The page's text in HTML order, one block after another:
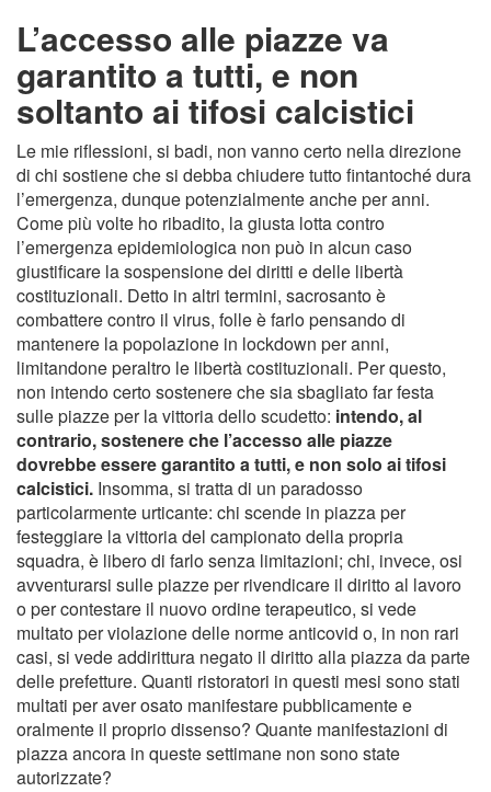
L’accesso alle piazze va
garantito a tutti, e non
soltanto ai tifosi calcistici
Le mie riflessioni, si badi, non vanno certo nella direzione
di chi sostiene che si debba chiudere tutto fintantoché dura
l’emergenza, dunque potenzialmente anche per anni.
Come più volte ho ribadito, la giusta lotta contro
l’emergenza epidemiologica non può in alcun caso
giustificare la sospensione dei diritti e delle libertà
costituzionali. Detto in altri termini, sacrosanto è
combattere contro il virus, folle è farlo pensando di
mantenere la popolazione in lockdown per anni,
limitandone peraltro le libertà costituzionali. Per questo,
non intendo certo sostenere che sia sbagliato far festa
sulle piazze per la vittoria dello scudetto: intendo, al
contrario, sostenere che l’accesso alle piazze
dovrebbe essere garantito a tutti, e non solo ai tifosi
calcistici. Insomma, si tratta di un paradosso
particolarmente urticante: chi scende in piazza per
festeggiare la vittoria del campionato della propria
squadra, è libero di farlo senza limitazioni; chi, invece, osi
avventurarsi sulle piazze per rivendicare il diritto al lavoro
o per contestare il nuovo ordine terapeutico, si vede
multato per violazione delle norme anticovid o, in non rari
casi, si vede addirittura negato il diritto alla piazza da parte
delle prefetture. Quanti ristoratori in questi mesi sono stati
multati per aver osato manifestare pubblicamente e
oralmente il proprio dissenso? Quante manifestazioni di
piazza ancora in queste settimane non sono state
autorizzate?